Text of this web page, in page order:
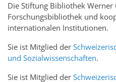
Die Stiftung Bibliothek Werner
Forschungsbibliothek und
internationalen Institutionen.
Sie ist Mitglied der
und Sozialwissenschaften.
Sie ist Mitglied der